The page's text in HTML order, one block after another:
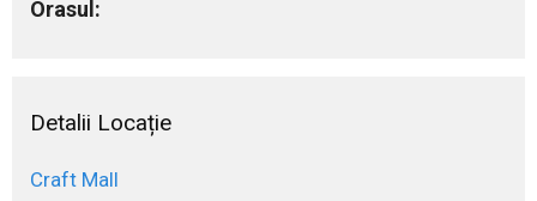
Orasul:
Detalii Locație
Craft Mall